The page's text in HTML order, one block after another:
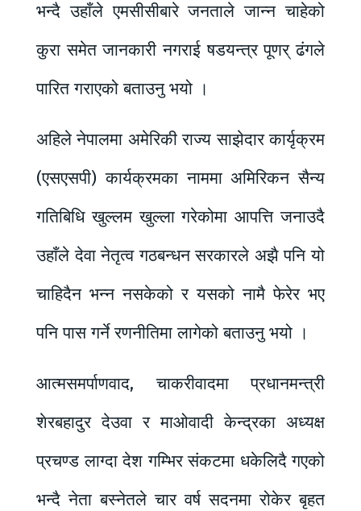
भन्दै उहाँले एमसीसीबारे जनताले जान्न चाहेको
कुरा समेत जानकारी नगराई षडयन्त्र पूणर् ढंगले
पारित गराएको बताउनु भयो ।
अहिले नेपालमा अमेरिकी राज्य साझेदार कार्यृक्रम
(एसएसपी) कार्यक्रमका नाममा अमिरिकन सैन्य
गतिबिधि खुल्लम खुल्ला गरेकोमा आपत्ति जनाउदै
उहाँले देवा नेतृत्व गठबन्धन सरकारले अझै पनि यो
चाहिदैन भन्न नसकेको र यसको नामै फेरेर भए
पनि पास गर्ने रणनीतिमा लागेको बताउनु भयो ।
आत्मसमर्पाणवाद, चाकरीवादमा प्रधानमन्त्री
शेरबहादुर देउवा र माओवादी केन्द्रका अध्यक्ष
प्रचण्ड लाग्दा देश गम्भिर संकटमा धकेलिदै गएको
भन्दै नेता बस्नेतले चार वर्ष सदनमा रोकेर बृहत